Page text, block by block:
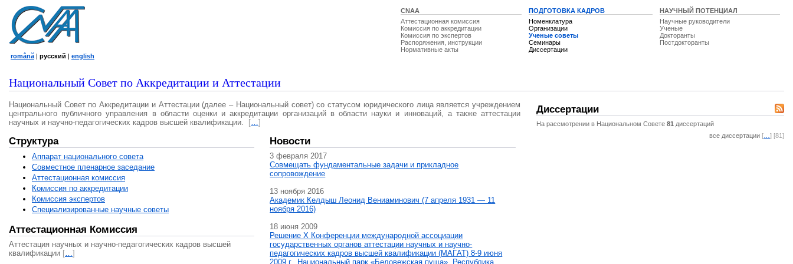
CNAA
Аттестационная комиссия
Комиссия по аккредитации
Комиссия по экспертов
Распоряжения, инструкции
Нормативные акты
ПОДГОТОВКА КАДРОВ
Номенклатура
Организации
Ученые советы
Семинары
Диссертации
НАУЧНЫЙ ПОТЕНЦИАЛ
Научные руководители
Ученые
Докторанты
Постдокторанты
română | русский | english
Национальный Совет по Аккредитации и Аттестации
Национальный Совет по Аккредитации и Аттестации (далее – Национальный совет) со статусом юридического лица является учреждением
центрального публичного управления в области оценки и аккредитации организаций в области науки и инноваций, а также аттестации
научных и научно-педагогических кадров высшей квалификации.
[…]
Структура
Аппарат национального совета
Совместное пленарное заседание
Аттестационная комисcия
Комиссия по аккредитации
Комиссия экспертов
Специализированные научные советы
Аттестационная Комиссия
Аттестация научных и научно-педагогических кадров высшей
квалификации […]
Новости
3 февраля 2017
Совмещать фундаментальные задачи и прикладное
сопровождение
13 ноября 2016
Академик Келдыш Леонид Вениаминович (7 апреля 1931 — 11
ноября 2016)
18 июня 2009
Решение X Конференции международной ассоциации
государственных органов аттестации научных и научно-
педагогических кадров высшей квалификации (МАГAT) 8-9 июня
2009 г., Национальный парк «Беловежская пуща», Республика
Диссертации
На рассмотрении в Национальном Совете 81 диссертаций
все диссертации [ ] [81]